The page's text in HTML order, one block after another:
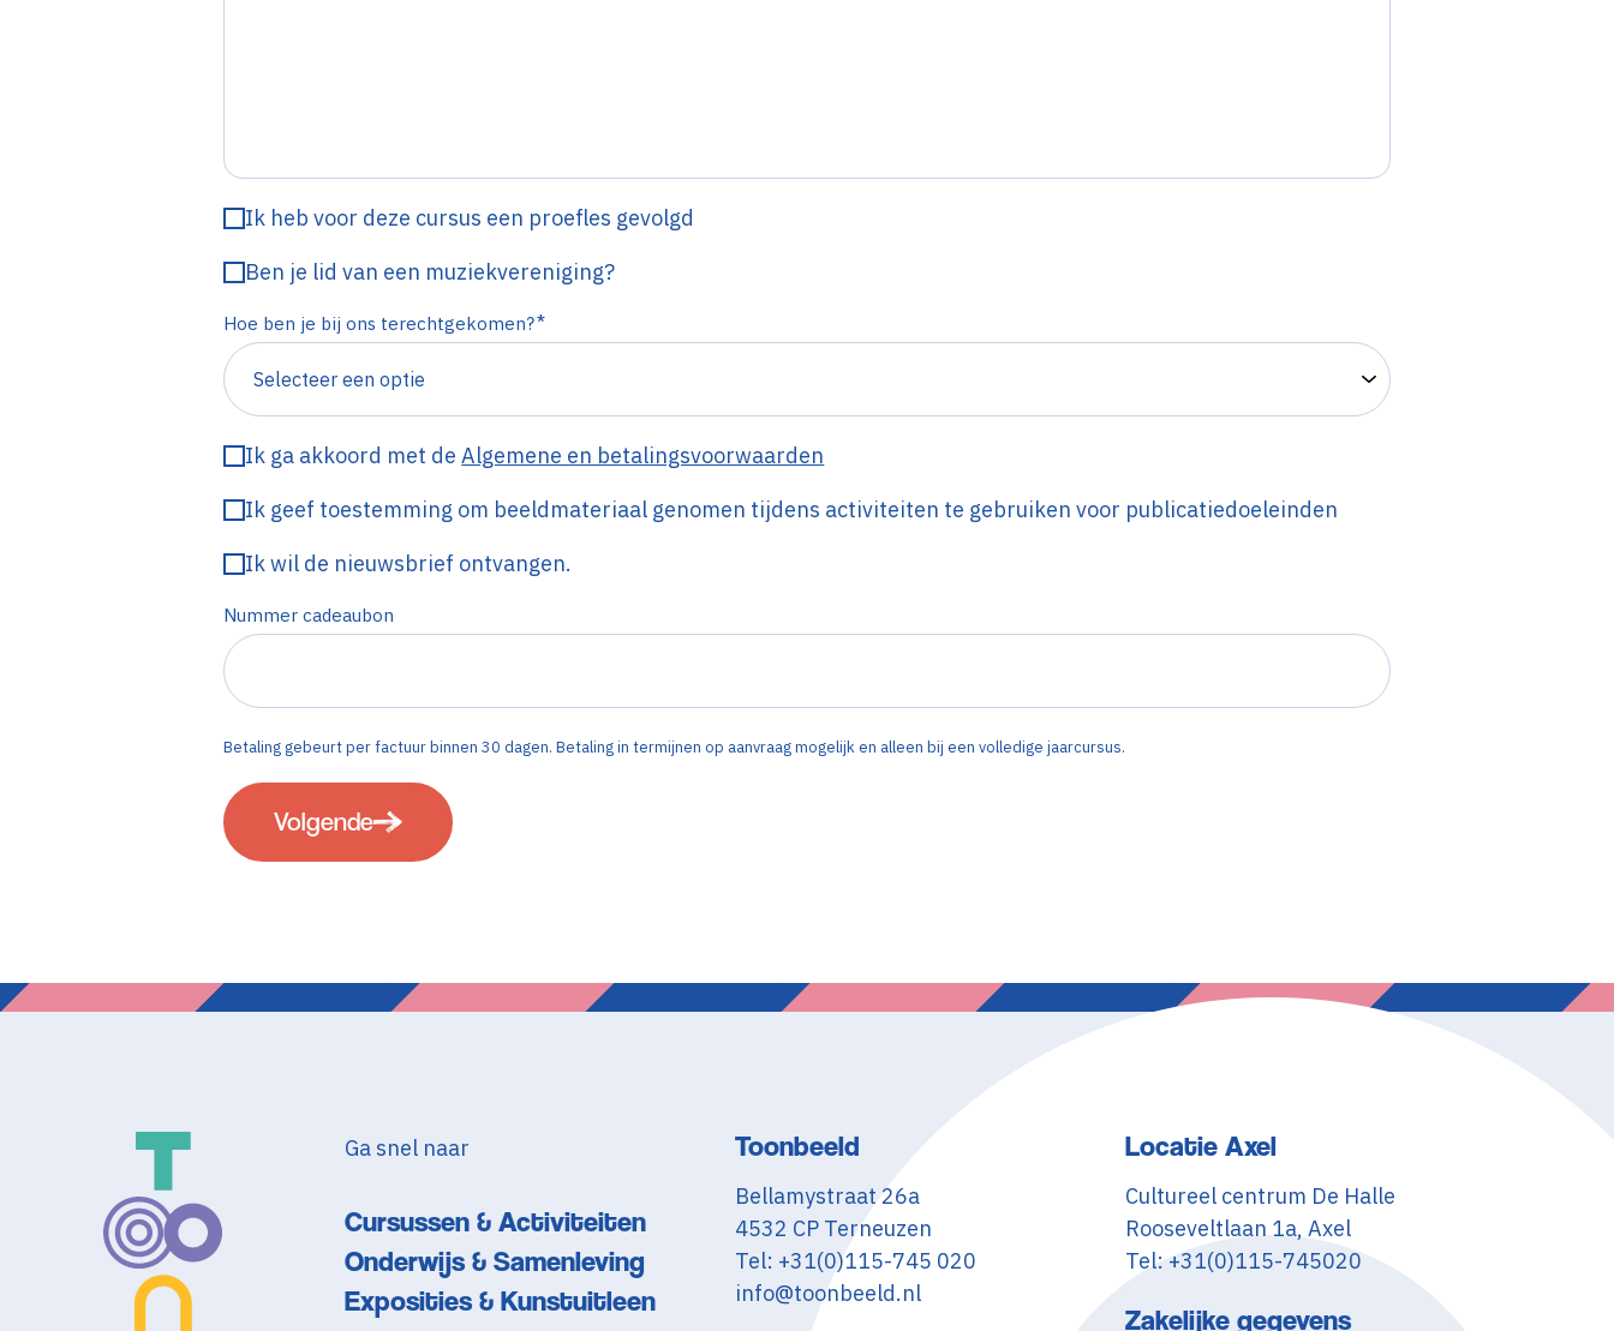
Ik heb voor deze cursus een proefles gevolgd
Ben je lid van een muziekvereniging?
Hoe ben je bij ons terechtgekomen?*
Ik ga akkoord met deAlgemene en betalingsvoorwaarden
Ik geef toestemming om beeldmateriaal genomen tijdens activiteiten te gebruiken voor publicatiedoeleinden
Ik wil de nieuwsbrief ontvangen.
Nummer cadeaubon
Betaling gebeurt per factuur binnen 30 dagen. Betaling in termijnen op aanvraag mogelijk en alleen bij een volledige jaarcursus.
Volgende
Ga snel naar
Cursussen & Activiteiten
Onderwijs & Samenleving
Exposities & Kunstuitleen
Toonbeeld
Bellamystraat 26a
4532 CP Terneuzen
Tel: +31(0)115-745 020
info@toonbeeld.nl
Locatie Axel
Cultureel centrum De Halle
Rooseveltlaan 1a, Axel
Tel: +31(0)115-745020
Zakelijke gegevens